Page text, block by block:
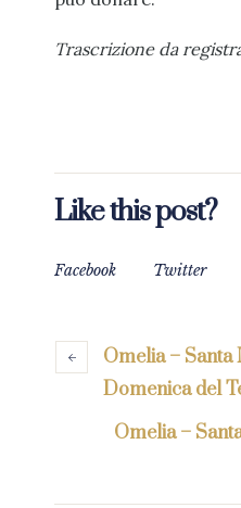
Trascrizione da
Like this post?
Facebook Twitter
Omelia – Santa
Domenica del
Omelia –